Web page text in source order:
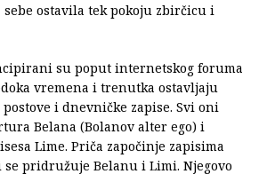
sebe ostavila tek pokoju zbirčicu i
su poput internetskog foruma
vremena i trenutka ostavljaju
i dnevničke zapise. Svi oni
Belana (Bolanov alter ego) i
Lime. Priča započinje zapisima
se pridružuje Belanu i Limi. Njegovo